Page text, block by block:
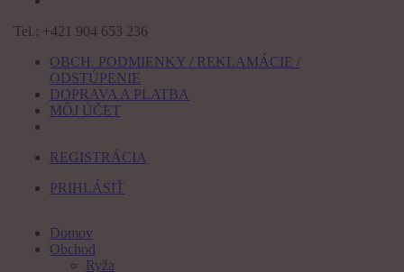
Tel.: +421 904 653 236
OBCH. PODMIENKY / REKLAMÁCIE /
ODSTÚPENIE
DOPRAVA A PLATBA
MÔJ ÚČET
REGISTRÁCIA
PRIHLÁSIŤ
Domov
Obchod
Ryža